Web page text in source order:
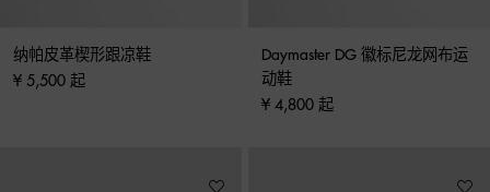
纳帕皮革楔形跟凉鞋
¥ 5,500 起
Daymaster DG 徽标尼龙网布运
动鞋
¥ 4,800 起